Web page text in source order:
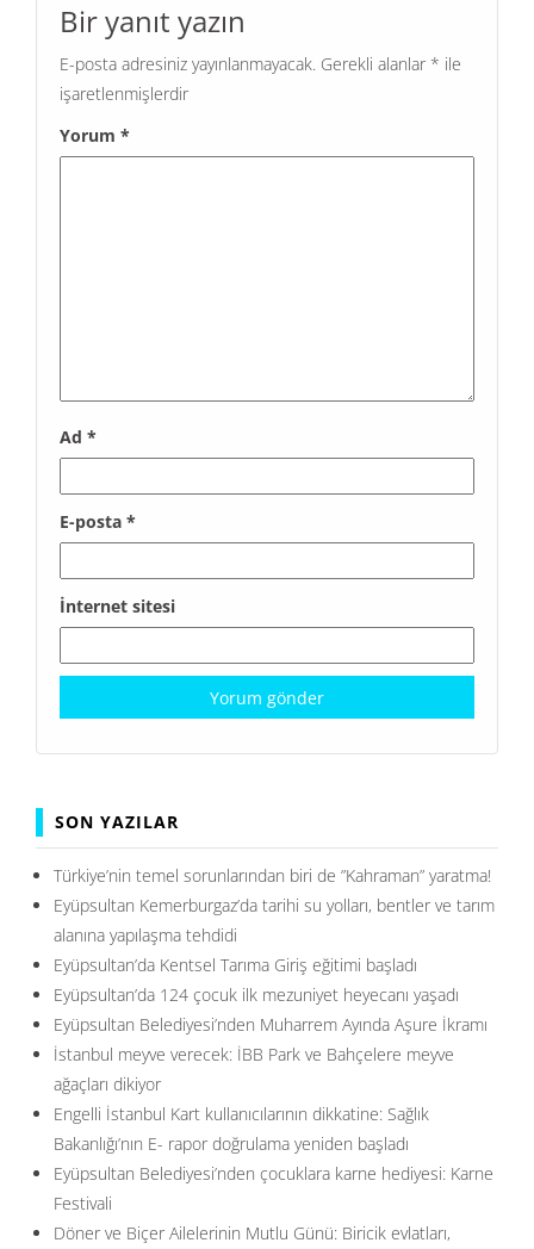
Bir yanıt yazın
E-posta adresiniz yayınlanmayacak. Gerekli alanlar * ile
işaretlenmişlerdir
Yorum *
Ad *
E-posta *
İnternet sitesi
SON YAZILAR
Türkiye’nin temel sorunlarından biri de ”Kahraman” yaratma!
Eyüpsultan Kemerburgaz’da tarihi su yolları, bentler ve tarım
alanına yapılaşma tehdidi
Eyüpsultan’da Kentsel Tarıma Giriş eğitimi başladı
Eyüpsultan’da 124 çocuk ilk mezuniyet heyecanı yaşadı
Eyüpsultan Belediyesi’nden Muharrem Ayında Aşure İkramı
İstanbul meyve verecek: İBB Park ve Bahçelere meyve
ağaçları dikiyor
Engelli İstanbul Kart kullanıcılarının dikkatine: Sağlık
Bakanlığı’nın E- rapor doğrulama yeniden başladı
Eyüpsultan Belediyesi’nden çocuklara karne hediyesi: Karne
Festivali
Döner ve Biçer Ailelerinin Mutlu Günü: Biricik evlatları,